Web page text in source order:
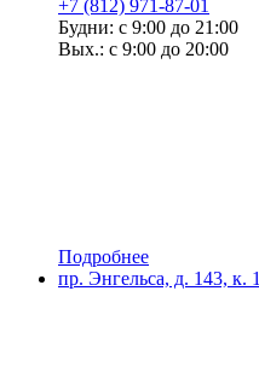
+7 (812) 971-87-01
Будни: с 9:00 до 21:00
Вых.: с 9:00 до 20:00
Подробнее
пр. Энгельса, д. 143, к. 1